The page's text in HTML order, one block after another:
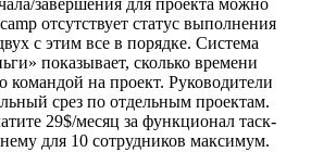
завершения для проекта можно
отсутствует статус выполнения
с этим все в порядке. Система
показывает, сколько времени
командой на проект. Руководители
срез по отдельным проектам.
29$/месяц за функционал таск-
для 10 сотрудников максимум.